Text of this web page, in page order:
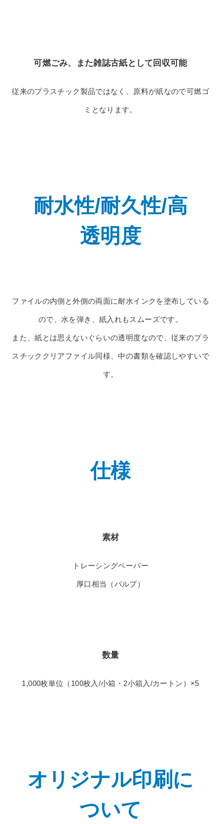
可燃ごみ、また雑誌古紙として回収可能
従来のプラスチック製品ではなく、原料が紙なので可燃ゴ
ミとなります。
耐水性/耐久性/高
透明度
ファイルの内側と外側の両面に耐水インクを塗布している
ので、水を弾き、紙入れもスムーズです。
また、紙とは思えないぐらいの透明度なので、従来のプラ
スチッククリアファイル同様、中の書類を確認しやすいで
す。
仕様
素材
トレーシングペーパー
厚口相当（パルプ）
数量
1,000枚単位（100枚入/小箱・2小箱入/カートン）×5
オリジナル印刷に
ついて